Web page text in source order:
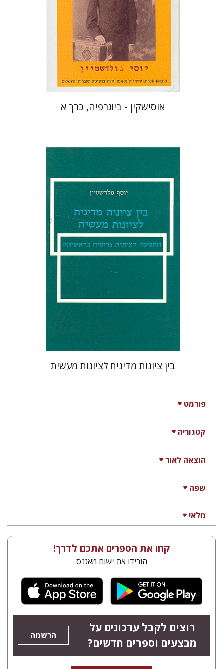
פורמט
קטגוריה
הוצאה לאור
שפה
מלאי
הנחת אתר ספר מודפס
$35
$32
אוסישקין - ביוגרפיה, כרך א
יוסף גולדשטיין
בין ציונות מדינית לציונות מעשית
קחו את הספרים אתכם לדרך!
הורידו את יישום מאגנס
רוצים לקבל עדכונים על
מבצעים וספרים חדשים?
הרשמה